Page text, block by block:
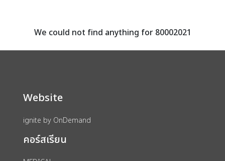
assignment ลงทะเบียน
We could not find anything for 80002021
Website
ignite by OnDemand
คอร์สเรียน